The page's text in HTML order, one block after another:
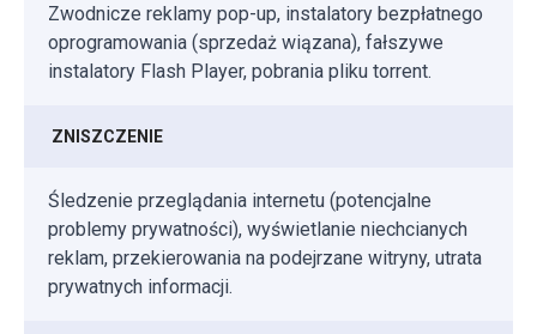
Zwodnicze reklamy pop-up, instalatory bezpłatnego
oprogramowania (sprzedaż wiązana), fałszywe
instalatory Flash Player, pobrania pliku torrent.
ZNISZCZENIE
Śledzenie przeglądania internetu (potencjalne
problemy prywatności), wyświetlanie niechcianych
reklam, przekierowania na podejrzane witryny, utrata
prywatnych informacji.